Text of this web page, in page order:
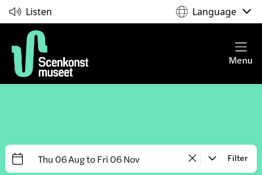
Listen Language
Menu
Filter